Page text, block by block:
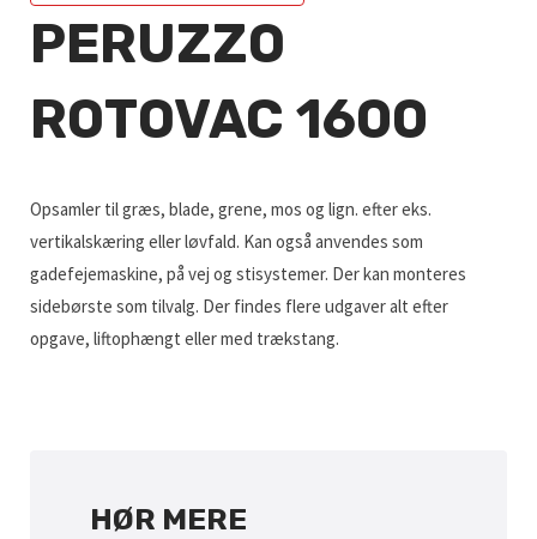
PERUZZO
ROTOVAC 1600
Opsamler til græs, blade, grene, mos og lign. efter eks.
vertikalskæring eller løvfald. Kan også anvendes som
gadefejemaskine, på vej og stisystemer. Der kan monteres
sidebørste som tilvalg. Der findes flere udgaver alt efter
opgave, liftophængt eller med trækstang.
HØR MERE